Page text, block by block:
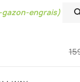
gazon-engrais)